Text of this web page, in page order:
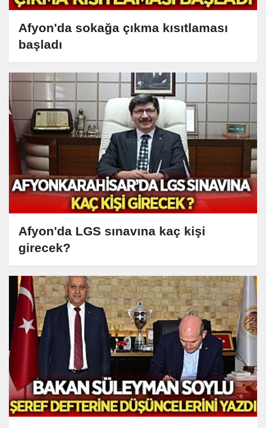
Afyon'da sokağa çıkma kısıtlaması
başladı
Afyon'da LGS sınavına kaç kişi
girecek?